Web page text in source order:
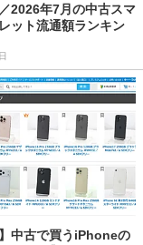
2026年7月の中古スマ
ット流通額ランキン
】中古で買うiPhoneの